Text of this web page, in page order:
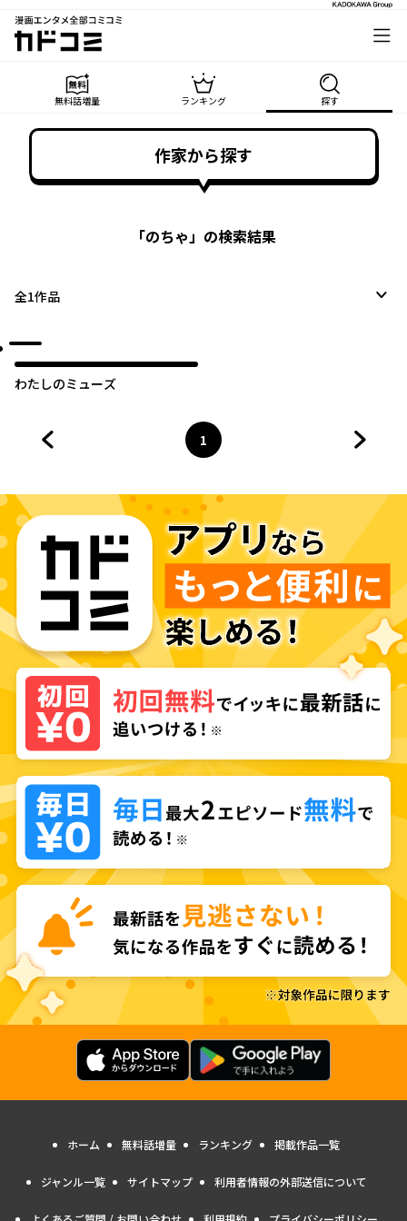
漫画エンタメ全部コミコミ
カドコミ
無料話増量 ランキング 探す
作家から探す
「のちゃ」の検索結果
全1作品
わたしのミューズ
ページ
1
へ
ホーム 無料話増量 ランキング 掲載作品一覧
ジャンル一覧 サイトマップ 利用者情報の外部送信について